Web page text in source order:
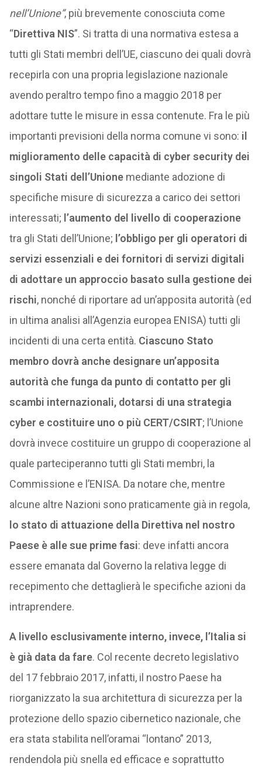
nell’Unione”, più brevemente conosciuta come
“Direttiva NIS”. Si tratta di una normativa estesa a
tutti gli Stati membri dell’UE, ciascuno dei quali dovrà
recepirla con una propria legislazione nazionale
avendo peraltro tempo fino a maggio 2018 per
adottare tutte le misure in essa contenute. Fra le più
importanti previsioni della norma comune vi sono: il
miglioramento delle capacità di cyber security dei
singoli Stati dell’Unionemediante adozione di
specifiche misure di sicurezza a carico dei settori
interessati; l’aumento del livello di cooperazione
tra gli Stati dell’Unione; l’obbligo per gli operatori di
servizi essenziali e dei fornitori di servizi digitali
di adottare un approccio basato sulla gestione dei
rischi, nonché di riportare ad un’apposita autorità (ed
in ultima analisi all’Agenzia europea ENISA) tutti gli
incidenti di una certa entità. Ciascuno Stato
membro dovrà anche designare un’apposita
autorità che funga da punto di contatto per gli
scambi internazionali, dotarsi di una strategia
cyber e costituire uno o più CERT/CSIRT; l’Unione
dovrà invece costituire un gruppo di cooperazione al
quale parteciperanno tutti gli Stati membri, la
Commissione e l’ENISA. Da notare che, mentre
alcune altre Nazioni sono praticamente già in regola,
lo stato di attuazione della Direttiva nel nostro
Paese è alle sue prime fasi: deve infatti ancora
essere emanata dal Governo la relativa legge di
recepimento che dettaglierà le specifiche azioni da
intraprendere.
A livello esclusivamente interno, invece, l’Italia si
è già data da fare. Col recente decreto legislativo
del 17 febbraio 2017, infatti, il nostro Paese ha
riorganizzato la sua architettura di sicurezza per la
protezione dello spazio cibernetico nazionale, che
era stata stabilita nell’oramai “lontano” 2013,
rendendola più snella ed efficace e soprattutto